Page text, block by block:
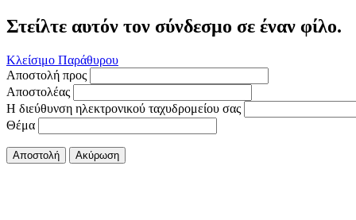
Στείλτε αυτόν τον σύνδεσμο σε έναν φίλο.
Κλείσιμο Παράθυρου
Αποστολή προς
Αποστολέας
Η διεύθυνση ηλεκτρονικού ταχυδρομείου σας
Θέμα
Αποστολή Ακύρωση